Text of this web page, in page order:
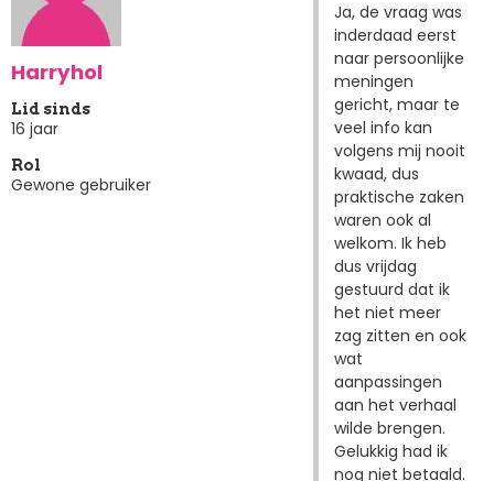
Harryhol
Lid sinds
16 jaar
Rol
Gewone gebruiker
Ja, de vraag was
inderdaad eerst
naar persoonlijke
meningen
gericht, maar te
veel info kan
volgens mij nooit
kwaad, dus
praktische zaken
waren ook al
welkom. Ik heb
dus vrijdag
gestuurd dat ik
het niet meer
zag zitten en ook
wat
aanpassingen
aan het verhaal
wilde brengen.
Gelukkig had ik
nog niet betaald.